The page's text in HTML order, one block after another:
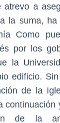
atrevo a
la suma, ha
Como
por los
la
edificio.
de la
continuación
de la